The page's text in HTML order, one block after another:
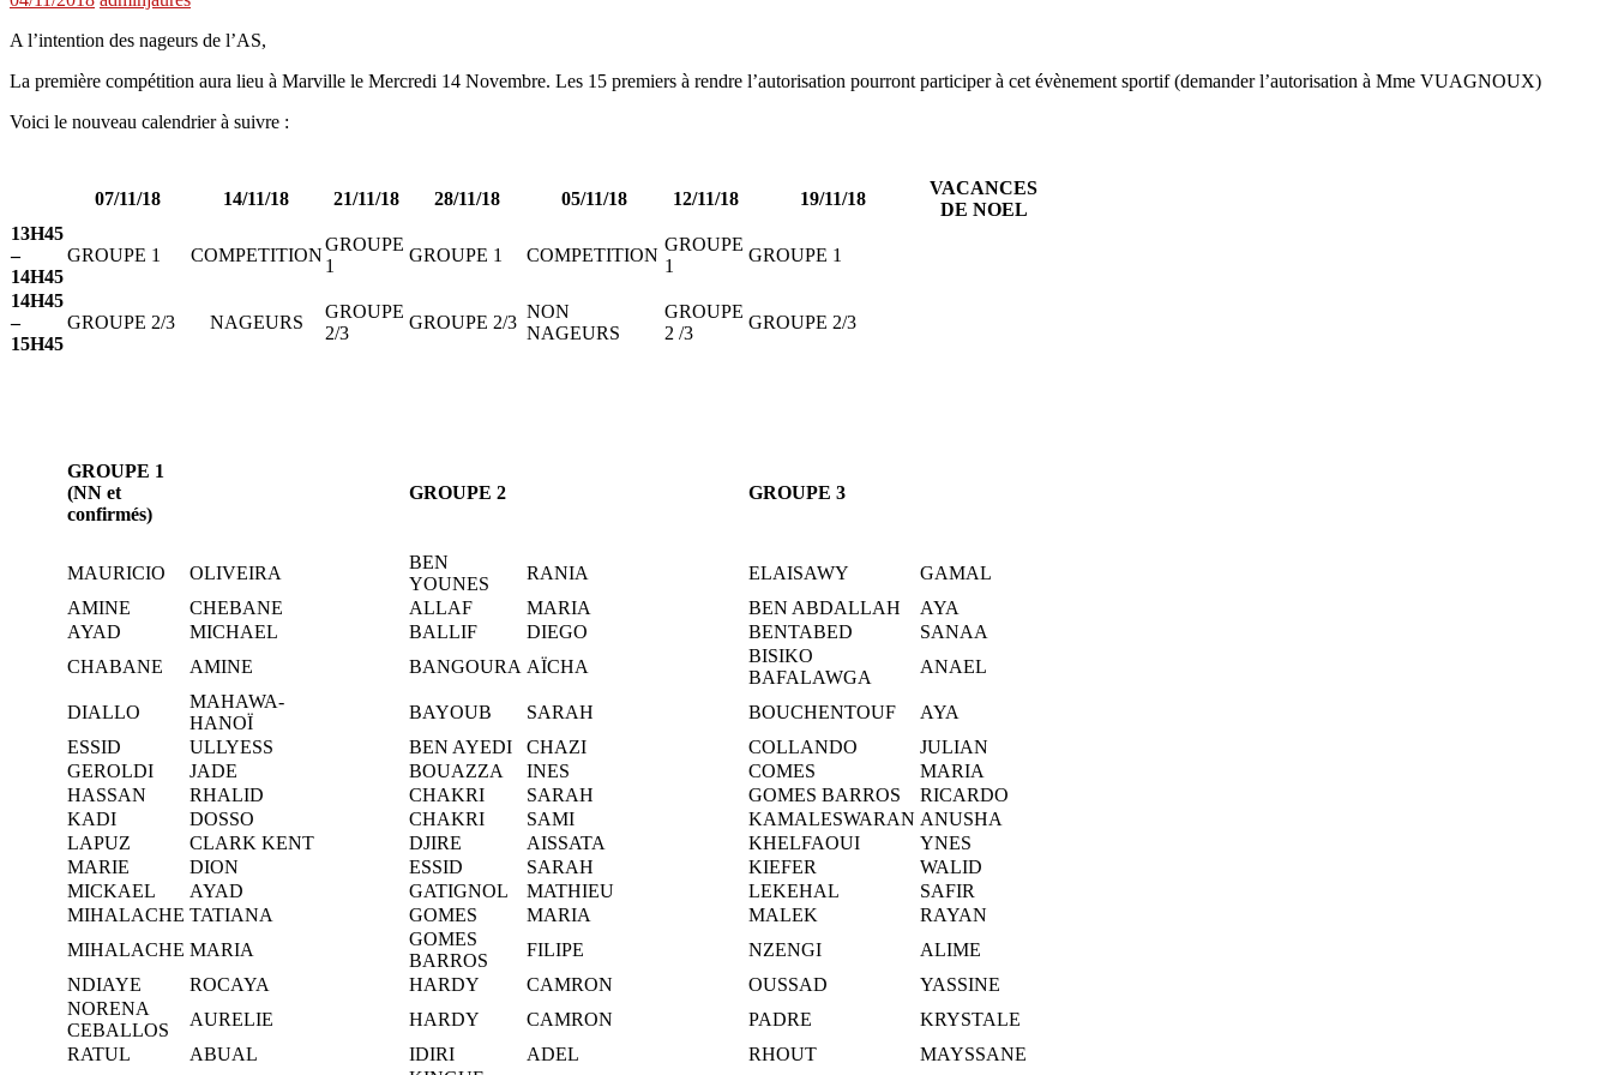
A l’intention des nageurs de l’AS,
La première compétition aura lieu à Marville le Mercredi 14 Novembre. Les 15 premiers à rendre l’autorisation pourront participer à cet évènement sportif (demander l’autorisation à Mme VUAGNOUX)
Voici le nouveau calendrier à suivre :
07/11/18 14/11/18 21/11/18 28/11/18 05/11/18 12/11/18 19/11/18
VACANCES
DE NOEL
13H45
–
14H45
GROUPE 1 COMPETITION
GROUPE
1
GROUPE 1 COMPETITION
GROUPE
1
GROUPE 1
14H45
–
15H45
GROUPE 2/3 NAGEURS
GROUPE
2/3
GROUPE 2/3
NON
NAGEURS
GROUPE
2 /3
GROUPE 2/3
GROUPE 1
(NN et
confirmés)
GROUPE 2 GROUPE 3
MAURICIO OLIVEIRA
BEN
YOUNES
RANIA ELAISAWY
GAMAL
AMINE
CHEBANE ALLAF MARIA BEN ABDALLAH
AYA
AYAD
MICHAEL BALLIF DIEGO BENTABED
SANAA
CHABANE
AMINE BANGOURA AÏCHA
BISIKO
BAFALAWGA
ANAEL
DIALLO
MAHAWA-
HANOÏ
BAYOUB SARAH BOUCHENTOUF
AYA
ESSID
ULLYESS BEN AYEDI CHAZI COLLANDO
JULIAN
GEROLDI
JADE BOUAZZA INES COMES
MARIA
HASSAN
RHALID CHAKRI SARAH GOMES BARROS
RICARDO
KADI
DOSSO CHAKRI SAMI KAMALESWARAN ANUSHA
LAPUZ
CLARK KENT DJIRE AISSATA KHELFAOUI
YNES
MARIE
DION ESSID SARAH KIEFER
WALID
MICKAEL
AYAD GATIGNOL MATHIEU LEKEHAL
SAFIR
MIHALACHE TATIANA GOMES MARIA MALEK
RAYAN
MIHALACHE MARIA
GOMES
BARROS
FILIPE NZENGI
ALIME
NDIAYE
ROCAYA HARDY CAMRON OUSSAD
YASSINE
NORENA
CEBALLOS
AURELIE HARDY CAMRON PADRE
KRYSTALE
RATUL
ABUAL IDIRI ADEL RHOUT
MAYSSANE